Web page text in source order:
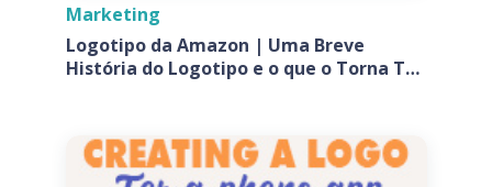
Marketing
Logotipo da Amazon | Uma Breve
História do Logotipo e o que o Torna Tão